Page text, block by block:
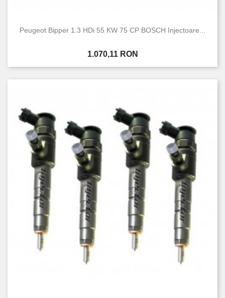
Peugeot Bipper 1.3 HDi 55 KW 75 CP BOSCH Injectoare...
Pret
1.070,11 RON